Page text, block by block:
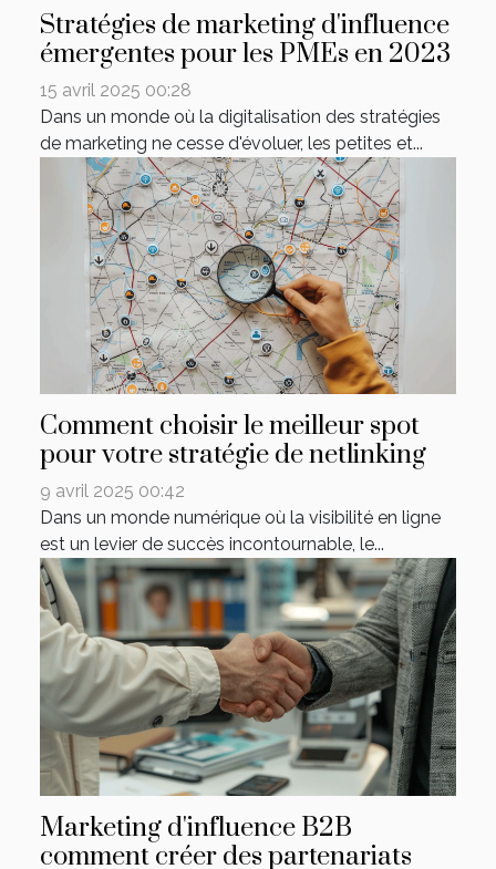
Stratégies de marketing d'influence
émergentes pour les PMEs en 2023
15 avril 2025 00:28
Dans un monde où la digitalisation des stratégies
de marketing ne cesse d'évoluer, les petites et...
Comment choisir le meilleur spot
pour votre stratégie de netlinking
9 avril 2025 00:42
Dans un monde numérique où la visibilité en ligne
est un levier de succès incontournable, le...
Marketing d'influence B2B
comment créer des partenariats